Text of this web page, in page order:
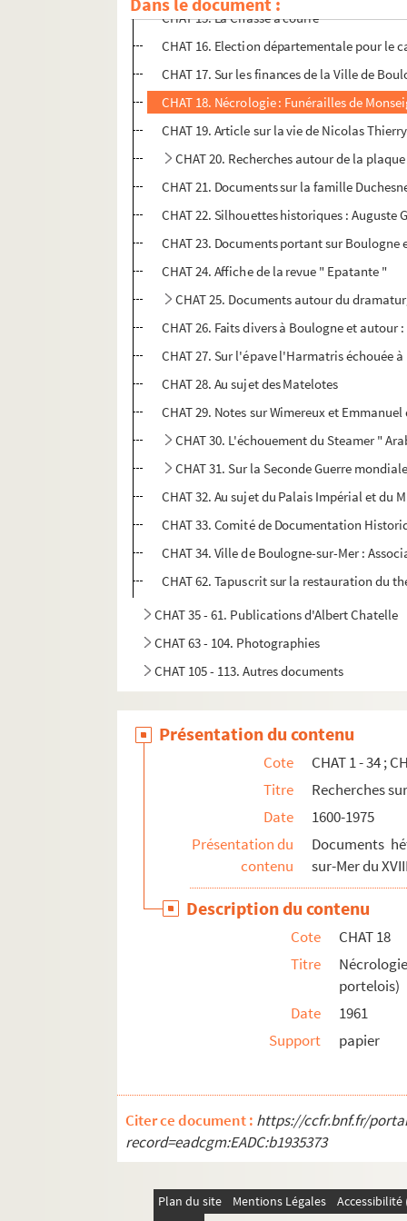
CHAT 15. La Chasse à courre
CHAT 16. Election départementale pour le
CHAT 17. Sur les finances de la Ville de
CHAT 18. Nécrologie : Funérailles de
CHAT 19. Article sur la vie de Nicolas
CHAT 20. Recherches autour de la
CHAT 21. Documents sur la famille
CHAT 22. Silhouettes historiques : Auguste
CHAT 23. Documents portant sur
CHAT 24. Affiche de la revue " Epatante "
CHAT 25. Documents autour du
CHAT 26. Faits divers à Boulogne et autour
CHAT 27. Sur l'épave l'Harmatris échouée
CHAT 28. Au sujet des Matelotes
CHAT 29. Notes sur Wimereux et Emmanuel
CHAT 30. L'échouement du Steamer "
CHAT 31. Sur la Seconde Guerre
CHAT 32. Au sujet du Palais Impérial et du
CHAT 33. Comité de Documentation
CHAT 34. Ville de Boulogne-sur-Mer :
CHAT 62. Tapuscrit sur la restauration du
CHAT 35 - 61. Publications d'Albert Chatelle
CHAT 63 - 104. Photographies
CHAT 105 - 113. Autres documents
Présentation du contenu
Cote
CHAT 1 - 34 ;
Titre
Recherches
Date
1600-1975
Présentation du
contenu
Documents
sur-Mer du
Description du contenu
Cote
CHAT 18
Titre
portelois)
Date
1961
Support
papier
Citer ce document : https://ccfr.bnf.fr/
record=eadcgm:EADC:b1935373
Plan du site Mentions Légales